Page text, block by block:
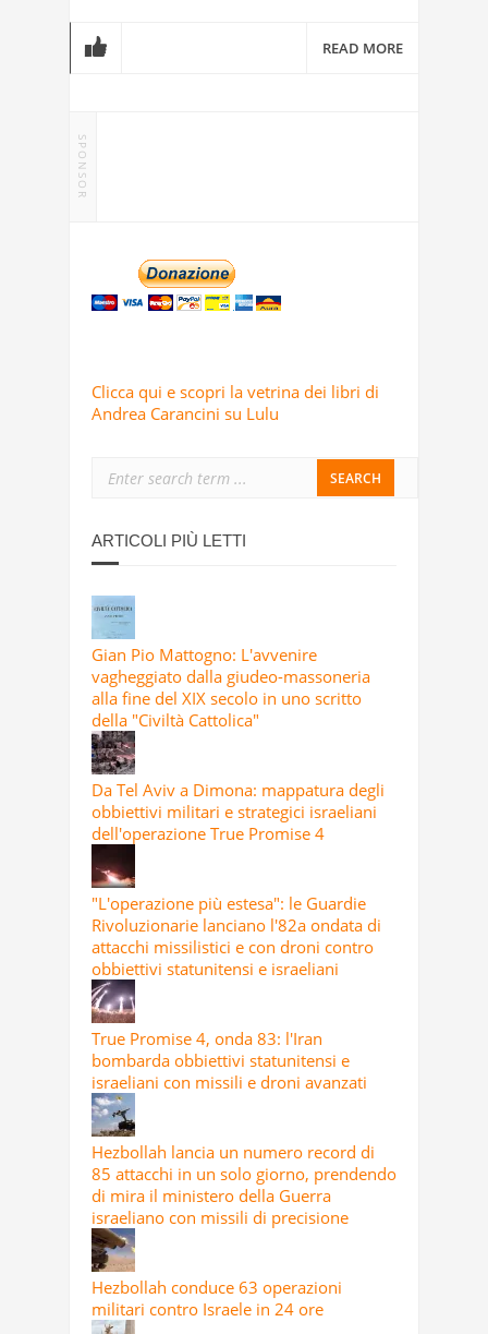
READ MORE
SPONSOR
Clicca qui e scopri la vetrina dei libri di
Andrea Carancini su Lulu
ARTICOLI PIÙ LETTI
Gian Pio Mattogno: L'avvenire
vagheggiato dalla giudeo-massoneria
alla fine del XIX secolo in uno scritto
della "Civiltà Cattolica"
Da Tel Aviv a Dimona: mappatura degli
obbiettivi militari e strategici israeliani
dell'operazione True Promise 4
"L'operazione più estesa": le Guardie
Rivoluzionarie lanciano l'82a ondata di
attacchi missilistici e con droni contro
obbiettivi statunitensi e israeliani
True Promise 4, onda 83: l'Iran
bombarda obbiettivi statunitensi e
israeliani con missili e droni avanzati
Hezbollah lancia un numero record di
85 attacchi in un solo giorno, prendendo
di mira il ministero della Guerra
israeliano con missili di precisione
Hezbollah conduce 63 operazioni
militari contro Israele in 24 ore